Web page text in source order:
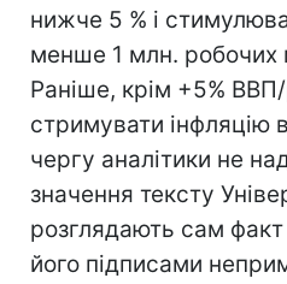
нижче 5 % і
менше 1 млн. робочих
Раніше, крім +5%
стримувати інфляцію
чергу аналітики не
значення тексту
розглядають сам факт
його підписами